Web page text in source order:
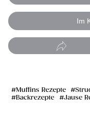
Im
Muffins Rezepte
Backrezepte
Jause